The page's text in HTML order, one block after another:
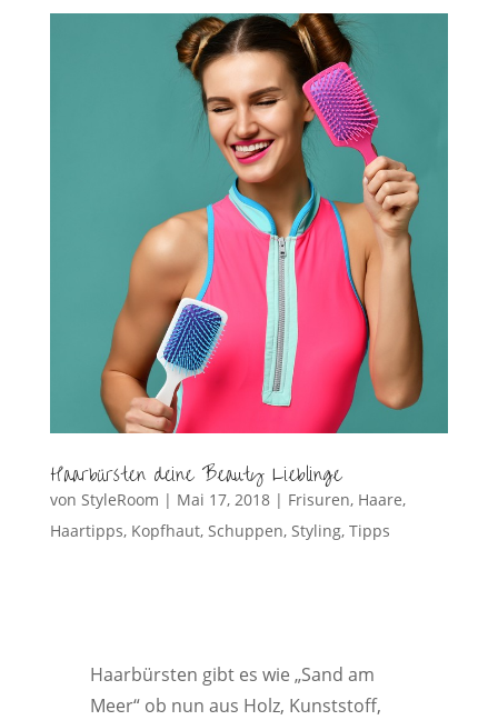
Haarbürsten deine Beauty Lieblinge
von StyleRoom | Mai 17, 2018| Frisuren, Haare,
Haartipps, Kopfhaut, Schuppen, Styling, Tipps
Haarbürsten gibt es wie „Sand am
Meer“ ob nun aus Holz, Kunststoff,